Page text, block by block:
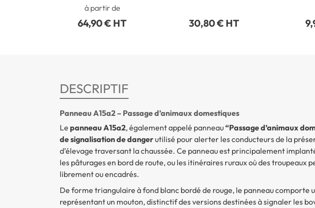
à partir de
64,90 € HT 30,80 € HT
DESCRIPTIF
Panneau A15a2 – Passage d’animaux domestiques
Le panneau A15a2, également appelé panneau“Passage d’animaux
de signalisation de dangerutilisé pour alerter les conducteurs de la
d’élevage traversant la chaussée. Ce panneau est principalement
les pâturages en bord de route, ou les itinéraires ruraux où des troupeaux
librement ou encadrés.
De forme triangulaire à fond blanc bordé de rouge, le panneau comporte
représentant un mouton, distinctif des versions destinées à signaler les